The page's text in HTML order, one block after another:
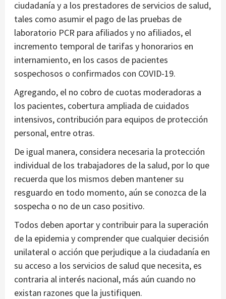
ciudadanía y a los prestadores de servicios de salud,
tales como asumir el pago de las pruebas de
laboratorio PCR para afiliados y no afiliados, el
incremento temporal de tarifas y honorarios en
internamiento, en los casos de pacientes
sospechosos o confirmados con COVID-19.
Agregando, el no cobro de cuotas moderadoras a
los pacientes, cobertura ampliada de cuidados
intensivos, contribución para equipos de protección
personal, entre otras.
De igual manera, considera necesaria la protección
individual de los trabajadores de la salud, por lo que
recuerda que los mismos deben mantener su
resguardo en todo momento, aún se conozca de la
sospecha o no de un caso positivo.
Todos deben aportar y contribuir para la superación
de la epidemia y comprender que cualquier decisión
unilateral o acción que perjudique a la ciudadanía en
su acceso a los servicios de salud que necesita, es
contraria al interés nacional, más aún cuando no
existan razones que la justifiquen.